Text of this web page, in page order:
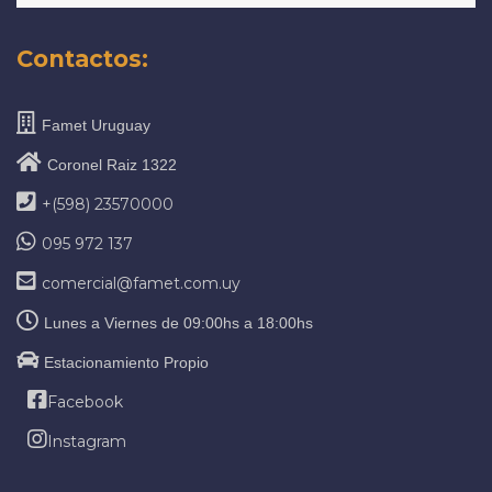
Contactos:
Famet Uruguay
Coronel Raiz 1322
+(598) 23570000
095 972 137
comercial@famet.com.uy
Lunes a Viernes de 09:00hs a 18:00hs
Estacionamiento Propio
Facebook
Instagram